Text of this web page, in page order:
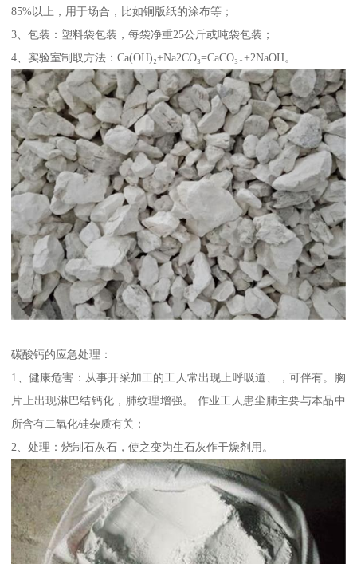
85%以上，用于场合，比如铜版纸的涂布等；
3、包装：塑料袋包装，每袋净重25公斤或吨袋包装；
4、实验室制取方法：Ca(OH)₂+Na2CO₃=CaCO₃↓+2NaOH。
碳酸钙的应急处理：
1、健康危害：从事开采加工的工人常出现上呼吸道、，可伴有。胸
片上出现淋巴结钙化，肺纹理增强。 作业工人患尘肺主要与本品中
所含有二氧化硅杂质有关；
2、处理：烧制石灰石，使之变为生石灰作干燥剂用。